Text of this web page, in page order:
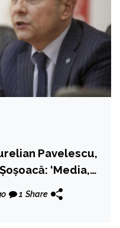
Pavelescu,
‘Media,
au lansat un
iar premierul
1 Share